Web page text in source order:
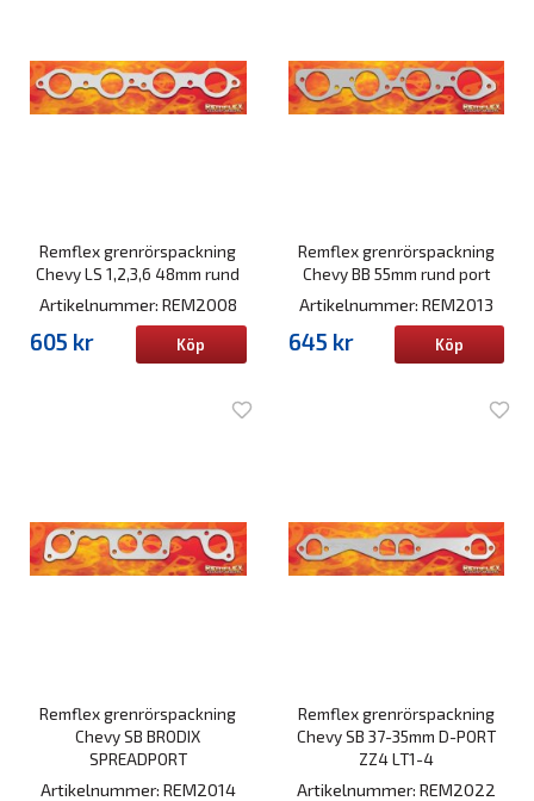
Remflex grenrörspackning
Chevy LS 1,2,3,6 48mm rund
Artikelnummer: REM2008
605 kr Köp
Remflex grenrörspackning
Chevy BB 55mm rund port
Artikelnummer: REM2013
645 kr Köp
Remflex grenrörspackning
Chevy SB BRODIX
SPREADPORT
Artikelnummer: REM2014
Remflex grenrörspackning
Chevy SB 37-35mm D-PORT
ZZ4 LT1-4
Artikelnummer: REM2022